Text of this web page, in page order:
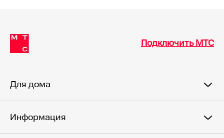
Подключить МТС
Для дома
Информация